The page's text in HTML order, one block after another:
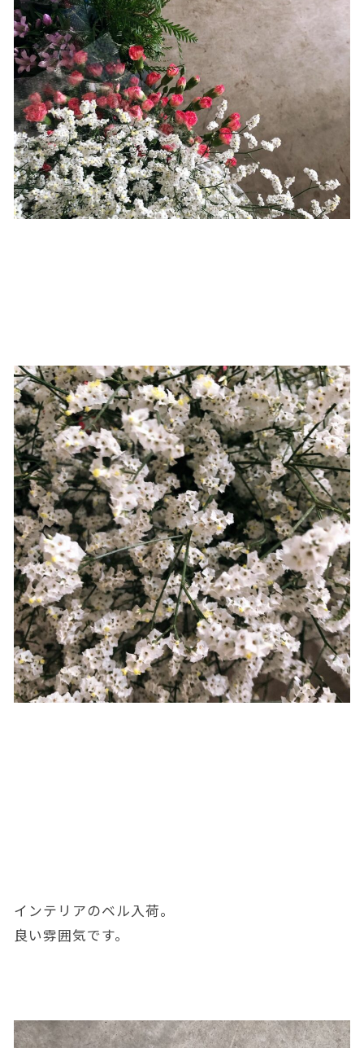
インテリアのベル入荷。
良い雰囲気です。